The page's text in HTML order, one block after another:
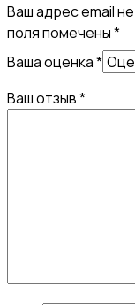
Ваш адрес email
поля помечены*
Ваша оценка*
Ваш отзыв*